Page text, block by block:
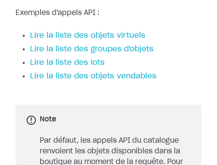
Exemples d'appels API :
Lire la liste des objets virtuels
Lire la liste des groupes d'objets
Lire la liste des lots
Lire la liste des objets vendables
Note
Par défaut, les appels API du catalogue
renvoient les objets disponibles dans la
boutique au moment de la requête. Pour